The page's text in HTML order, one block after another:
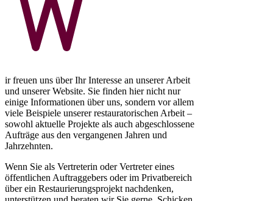
ir freuen uns über Ihr Interesse an unserer Arbeit
und unserer Website. Sie finden hier nicht nur
einige Informationen über uns, sondern vor allem
viele Beispiele unserer restauratorischen Arbeit –
sowohl aktuelle Projekte als auch abgeschlossene
Aufträge aus den vergangenen Jahren und
Jahrzehnten.
Wenn Sie als Vertreterin oder Vertreter eines
öffentlichen Auftraggebers oder im Privatbereich
über ein Restaurierungsprojekt nachdenken,